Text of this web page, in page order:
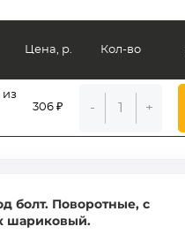
Цена, р.
306 ₽
Кол-во
- +
болт. Поворотные, с
шариковый.